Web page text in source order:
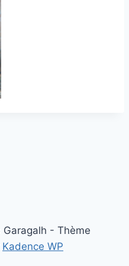
- Thème
Kadence WP